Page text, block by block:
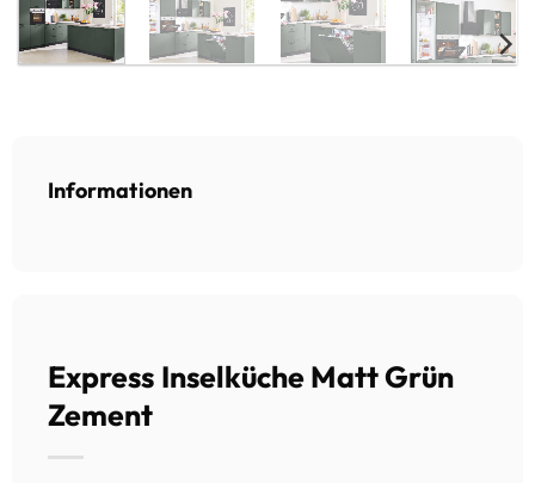
Informationen
Express Inselküche Matt Grün
Zement